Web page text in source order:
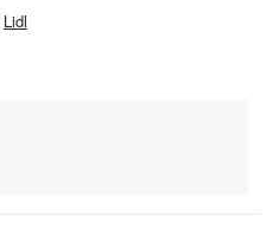
Lidl